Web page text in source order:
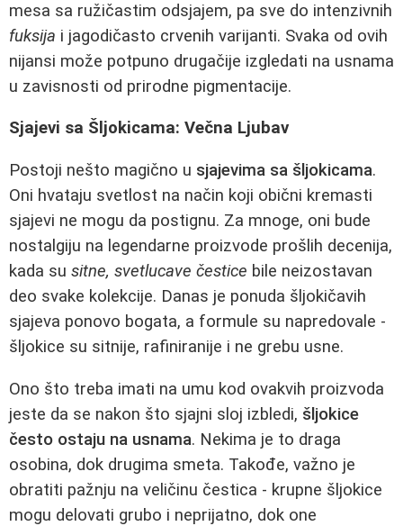
mesa sa ružičastim odsjajem, pa sve do intenzivnih
fuksija i jagodičasto crvenih varijanti. Svaka od ovih
nijansi može potpuno drugačije izgledati na usnama
u zavisnosti od prirodne pigmentacije.
Sjajevi sa Šljokicama: Večna Ljubav
Postoji nešto magično u sjajevima sa šljokicama.
Oni hvataju svetlost na način koji obični kremasti
sjajevi ne mogu da postignu. Za mnoge, oni bude
nostalgiju na legendarne proizvode prošlih decenija,
kada su sitne, svetlucave čestice bile neizostavan
deo svake kolekcije. Danas je ponuda šljokičavih
sjajeva ponovo bogata, a formule su napredovale -
šljokice su sitnije, rafiniranije i ne grebu usne.
Ono što treba imati na umu kod ovakvih proizvoda
jeste da se nakon što sjajni sloj izbledi, šljokice
često ostaju na usnama. Nekima je to draga
osobina, dok drugima smeta. Takođe, važno je
obratiti pažnju na veličinu čestica - krupne šljokice
mogu delovati grubo i neprijatno, dok one